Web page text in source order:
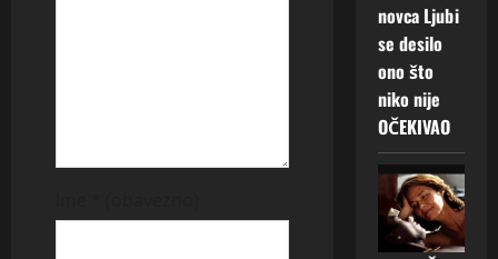
novca Ljubi
se desilo
ono što
niko nije
OČEKIVAO